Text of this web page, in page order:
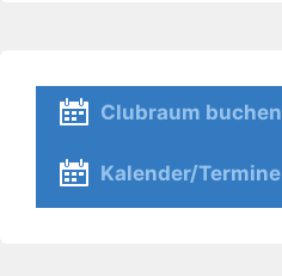
Clubraum buchen
Kalender/Termine